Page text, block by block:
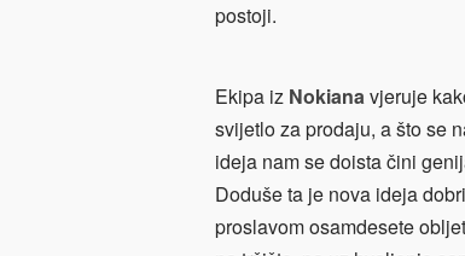
postoji.
Ekipa iz Nokianavjeruje
svijetlo za prodaju, a što se
ideja nam se doista čini
Doduše ta je nova ideja
proslavom osamdesete